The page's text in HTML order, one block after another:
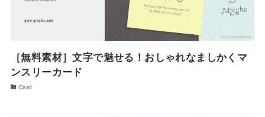
［無料素材］文字で魅せる！おしゃれなましかくマ
ンスリーカード
Card